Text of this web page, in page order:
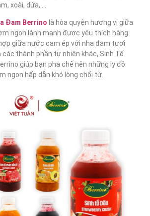
xoài, dứa,….
Đam Berrino là hòa quyện hương vị giữa
ngon lành mạnh được yêu thích hàng
giữa nước cam ép với nha đam tươi
thành phần tự nhiên khác, Sinh Tố
giúp bạn pha chế nên những ly đồ
ngon hấp dẫn khó lòng chối từ.